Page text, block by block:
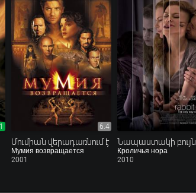
6.4
Մումիան վերադառնում է
Мумия возвращается
2001
Նապաստակի բույն
Кроличья нора
2010